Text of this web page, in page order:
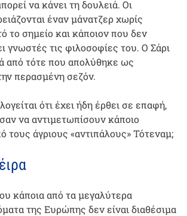
να κάνει τη δουλειά. Οι
έναν μάνατζερ χωρίς
το σημείο και κάποιον που δεν
γνωστές τις φιλοσοφίες του. Ο Σάρι
από τότε που απολύθηκε ως
περασμένη σεζόν.
ότι έχει ήδη έρθει σε επαφή,
να αντιμετωπίσουν κάποιο
τους άγριους «αντιπάλους» Τότεναμ;
κάποια από τα μεγαλύτερα
της Ευρώπης δεν είναι διαθέσιμα